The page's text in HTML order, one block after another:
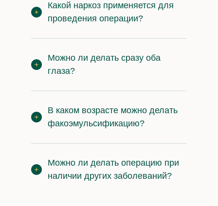
Какой наркоз применяется для
проведения операции?
Можно ли делать сразу оба
глаза?
В каком возрасте можно делать
факоэмульсификацию?
Можно ли делать операцию при
наличии других заболеваний?